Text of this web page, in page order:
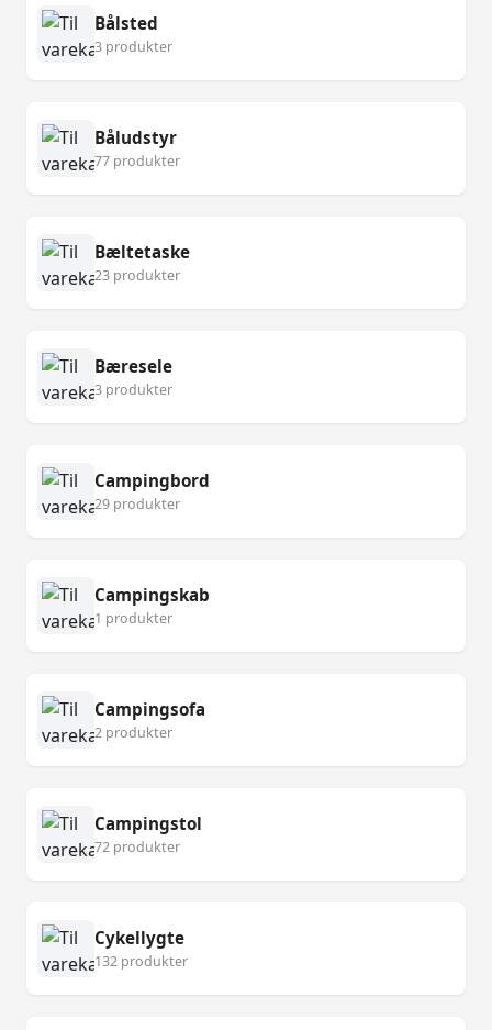
Bålsted
3 produkter
Båludstyr
77 produkter
Bæltetaske
23 produkter
Bæresele
3 produkter
Campingbord
29 produkter
Campingskab
1 produkter
Campingsofa
2 produkter
Campingstol
72 produkter
Cykellygte
132 produkter